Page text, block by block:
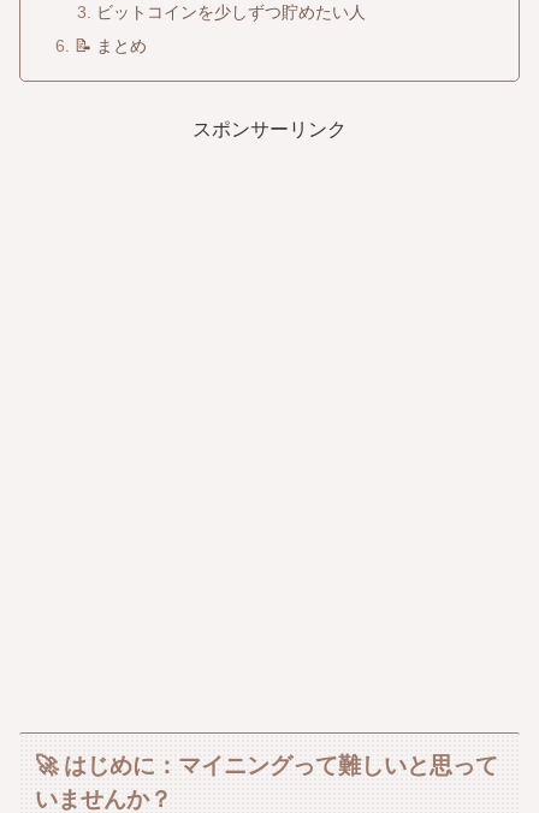
ビットコインを少しずつ貯めたい人
📝 まとめ
スポンサーリンク
🚀 はじめに：マイニングって難しいと思って
いませんか？